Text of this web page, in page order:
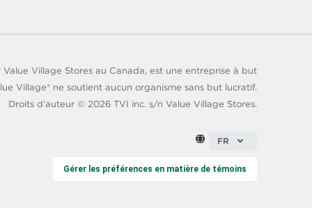
Village Stores au Canada, est une entreprise à but
Village® ne soutient aucun organisme sans but lucratif.
Droits d’auteur © 2026TVI inc. s/n Value Village Stores.
FR
Gérer les préférences en matière de témoins